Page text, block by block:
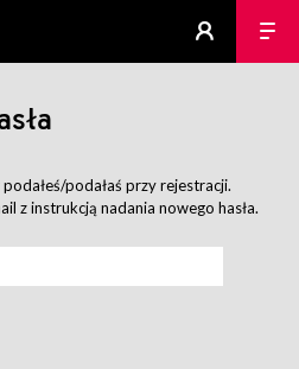
podałaś przy rejestracji.
z instrukcją nadania nowego hasła.